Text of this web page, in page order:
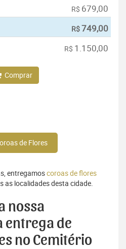
R$ 679,00
R$749,00
R$ 1.150,00
Comprar
de Flores
entregamoscoroas de flores
as localidades desta cidade.
nossa
de
no Cemitério